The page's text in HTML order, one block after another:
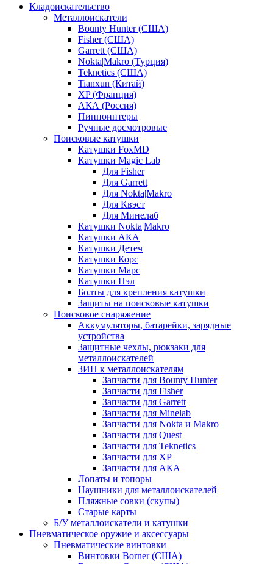
Кладоискательство
Металлоискатели
Bounty Hunter (США)
Fisher (США)
Garrett (США)
Nokta|Makro (Турция)
Teknetics (США)
Tianxun (Китай)
XP (Франция)
АКА (Россия)
Пинпоинтеры
Ручные досмотровые
Поисковые катушки
Катушки FoxMD
Катушки Magic Lab
Для Fisher
Для Garrett
Для Nokta|Makro
Для Квэст
Для Минелаб
Катушки Nokta|Makro
Катушки АКА
Катушки Детеч
Катушки Корс
Катушки Марс
Катушки Нэл
Болты для крепления катушки
Защиты на поисковые катушки
Поисковое снаряжение
Аккумуляторы, батарейки, зарядные
устройства
Защитные чехлы, рюкзаки для
металлоискателей
ЗИП к металлоискателям
Запчасти для Bounty Hunter
Запчасти для Fisher
Запчасти для Garrett
Запчасти для Minelab
Запчасти для Nokta и Makro
Запчасти для Quest
Запчасти для Teknetics
Запчасти для XP
Запчасти для АКА
Лопаты и топоры
Наушники для металлоискателей
Пляжные совки (скупы)
Старые карты
Б/У металлоискатели и катушки
Пневматическое оружие и аксессуары
Пневматические винтовки
Винтовки Borner (США)